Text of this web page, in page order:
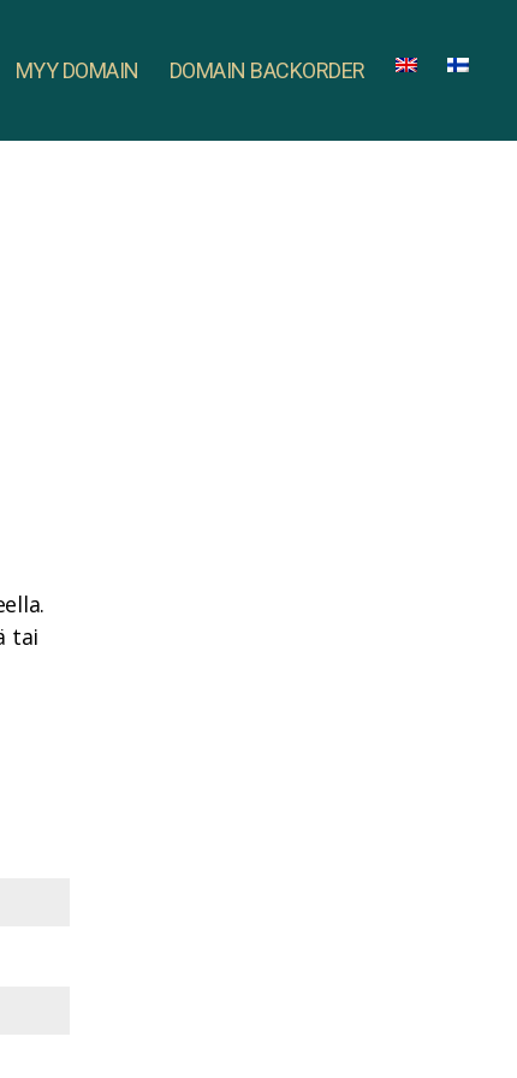
MYY DOMAIN DOMAIN BACKORDER
tai